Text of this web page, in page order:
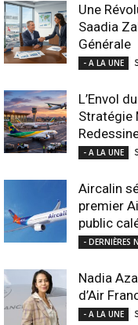
Une
Saadia
Générale
- A LA UNE
L’Envol
Stratégie
- A LA UNE
Aircalin
premier
public
- DERNIÈRES
Nadia
d’Air
- A LA UNE